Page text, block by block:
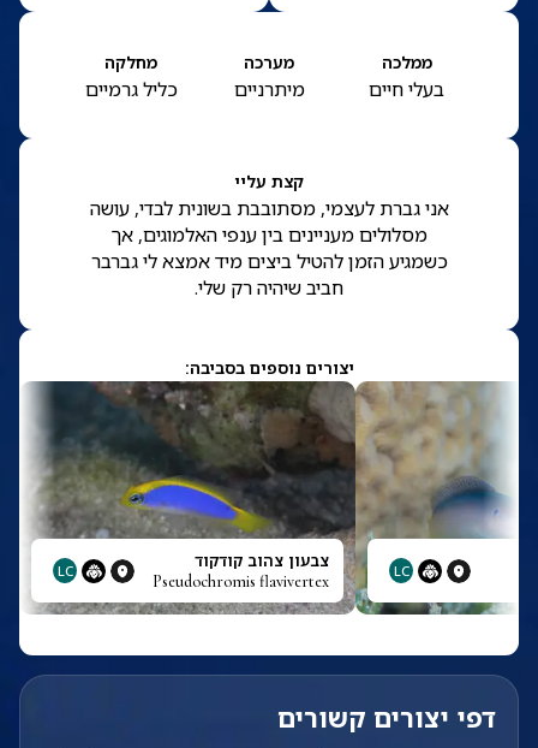
ממלכה
בעלי חיים
מערכה
מיתרניים
מחלקה
כליל גרמיים
קצת עליי
אני גברת לעצמי, מסתובבת בשונית לבדי, עושה
מסלולים מעניינים בין ענפי האלמוגים, אך
כשמגיע הזמן להטיל ביצים מיד אמצא לי גברבר
חביב שיהיה רק שלי.
יצורים נוספים בסביבה:
LC צבעון צהוב קודקוד
Pseudochromis flavivertex
LC
דפי יצורים קשורים